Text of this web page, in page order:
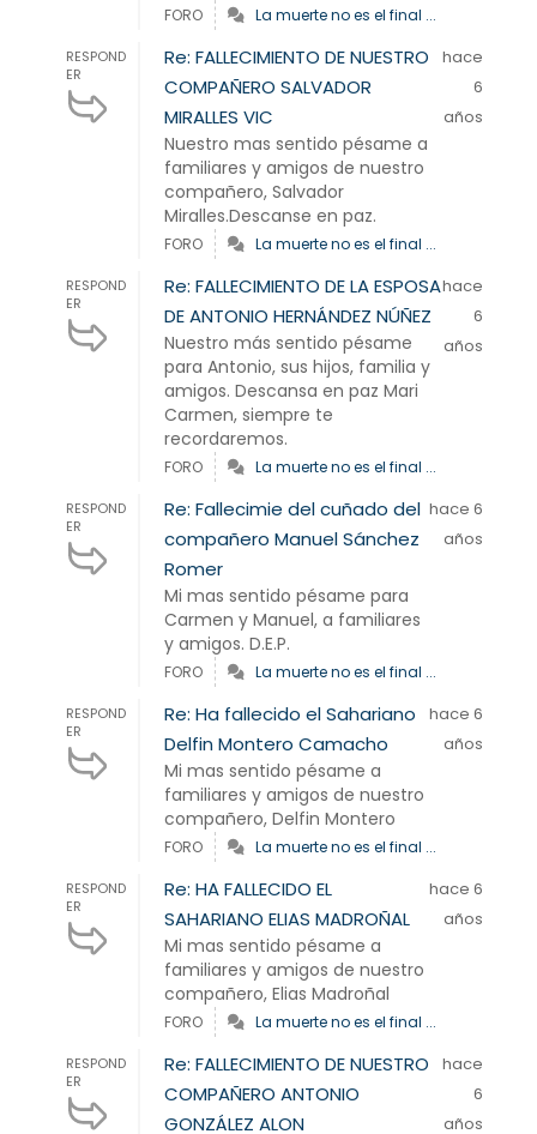
FORO La muerte no es el final ...
RESPOND
ER
Re: FALLECIMIENTO DE NUESTRO
COMPAÑERO SALVADOR
MIRALLES VIC
Nuestro mas sentido pésame a
familiares y amigos de nuestro
compañero, Salvador
Miralles.Descanse en paz.
hace
6
años
FORO La muerte no es el final ...
RESPOND
ER
Re: FALLECIMIENTO DE LA ESPOSA
DE ANTONIO HERNÁNDEZ NÚÑEZ
Nuestro más sentido pésame
para Antonio, sus hijos, familia y
amigos. Descansa en paz Mari
Carmen, siempre te
recordaremos.
hace
6
años
FORO La muerte no es el final ...
RESPOND
ER
Re: Fallecimie del cuñado del
compañero Manuel Sánchez
Romer
Mi mas sentido pésame para
Carmen y Manuel, a familiares
y amigos. D.E.P.
hace 6
años
FORO La muerte no es el final ...
RESPOND
ER
Re: Ha fallecido el Sahariano
Delfin Montero Camacho
Mi mas sentido pésame a
familiares y amigos de nuestro
compañero, Delfin Montero
hace 6
años
FORO La muerte no es el final ...
RESPOND
ER
Re: HA FALLECIDO EL
SAHARIANO ELIAS MADROÑAL
Mi mas sentido pésame a
familiares y amigos de nuestro
compañero, Elias Madroñal
hace 6
años
FORO La muerte no es el final ...
RESPOND
ER
Re: FALLECIMIENTO DE NUESTRO
COMPAÑERO ANTONIO
GONZÁLEZ ALON
hace
6
años